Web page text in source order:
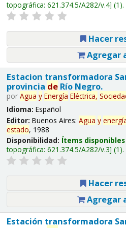
topográfica: 621.374.5/A282/v.4 (1).
Hacer
Agregar
Estacion transformadora
provincia deRío Negro.
por Agua y Energía Eléctrica,
Idioma: Español
Editor: Buenos Aires: Agua y
estado, 1988
Disponibilidad: Ítems
topográfica: 621.374.5/A282/v.3 (1).
Hacer
Agregar
Estación transformadora